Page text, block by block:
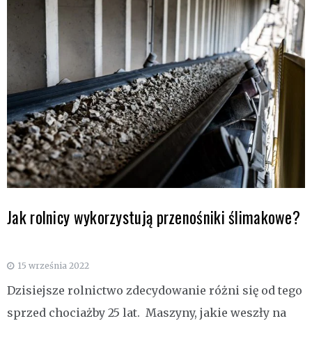
Jak rolnicy wykorzystują przenośniki ślimakowe?
15 września 2022
Dzisiejsze rolnictwo zdecydowanie różni się od tego
sprzed chociażby 25 lat. Maszyny, jakie weszły na